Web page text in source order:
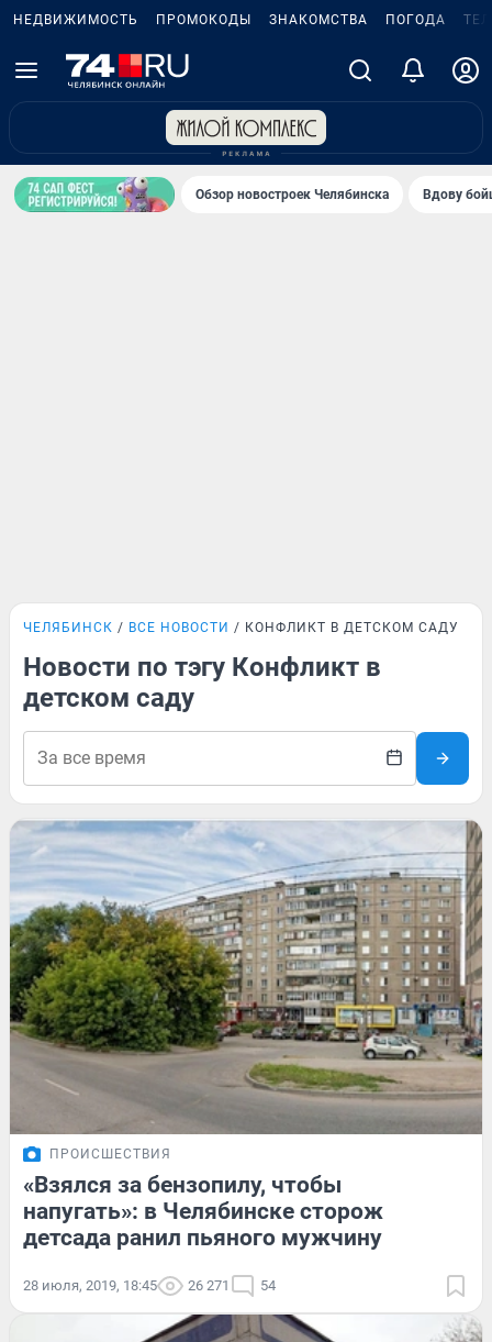
НЕДВИЖИМОСТЬ ПРОМОКОДЫ ЗНАКОМСТВА ПОГОДА
Обзор новостроек Челябинска Вдову
ЧЕЛЯБИНСК ВСЕ НОВОСТИ КОНФЛИКТ В ДЕТСКОМ САДУ
Новости по тэгу Конфликт в
детском саду
ПРОИСШЕСТВИЯ
«Взялся за бензопилу, чтобы
напугать»: в Челябинске сторож
детсада ранил пьяного мужчину
28 июля, 2019, 18:45 26 271 54